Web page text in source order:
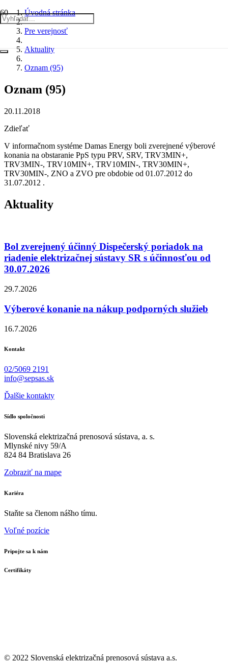
Úvodná stránka
Pre verejnosť
Aktuality
Oznam (95)
Oznam (95)
20.11.2018
Zdieľať
V informačnom systéme Damas Energy boli zverejnené výberové
konania na obstaranie PpS typu PRV, SRV, TRV3MIN+,
TRV3MIN-, TRV10MIN+, TRV10MIN-, TRV30MIN+,
TRV30MIN-, ZNO a ZVO pre obdobie od 01.07.2012 do
31.07.2012 .
Aktuality
Bol zverejnený účinný Dispečerský poriadok na
riadenie elektrizačnej sústavy SR s účinnosťou od
30.07.2026
29.7.2026
Výberové konanie na nákup podporných služieb
16.7.2026
Kontakt
02/5069 2191
info@sepsas.sk
Ďalšie kontakty
Sídlo spoločnosti
Slovenská elektrizačná prenosová sústava, a. s.
Mlynské nivy 59/A
824 84 Bratislava 26
Zobraziť na mape
Kariéra
Staňte sa členom nášho tímu.
Voľné pozície
Pripojte sa k nám
Certifikáty
© 2022 Slovenská elektrizačná prenosová sústava a.s.